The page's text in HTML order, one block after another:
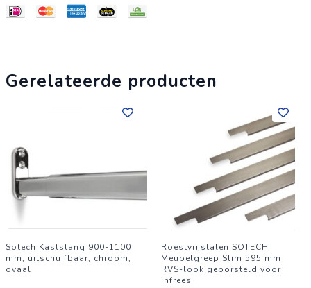
Lengte: 200 mm (3 boorgaten)
5 stuks meubelgrepen incl. bevestigingsschroeven 3,5 x 15
Gerelateerde producten
Sotech Kaststang 900-1100
mm, uitschuifbaar, chroom,
ovaal
Roestvrijstalen SOTECH
Meubelgreep Slim 595 mm
RVS-look geborsteld voor
infrees